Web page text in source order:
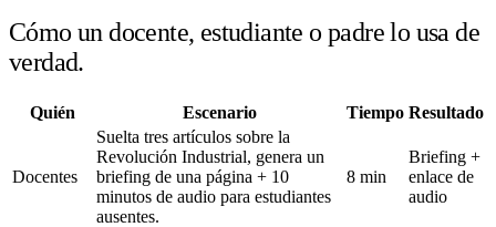
Cómo un docente, estudiante o padre lo usa de
verdad.
Quién Escenario Tiempo Resultado
Docentes
Suelta tres artículos sobre la
Revolución Industrial, genera un
briefing de una página + 10
minutos de audio para estudiantes
ausentes.
8 min
Briefing +
enlace de
audio